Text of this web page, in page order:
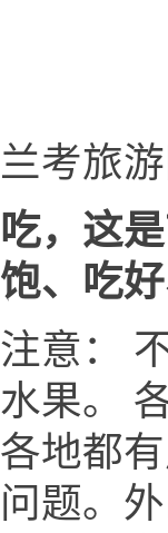
兰考旅
吃，这
饱、吃好
注意：
水果。
各地都
问题。